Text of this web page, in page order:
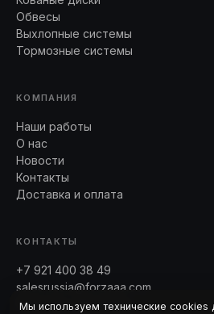
Обвесы
Выхлопные системы
Тормозные системы
КОМПАНИЯ
Наши работы
О нас
Новости
Контакты
Доставка и оплата
КОНТАКТЫ
+7 921 400 38 49
salesrussia@forzaaa.com
Telegram · WhatsApp
Мы используем технические cookies